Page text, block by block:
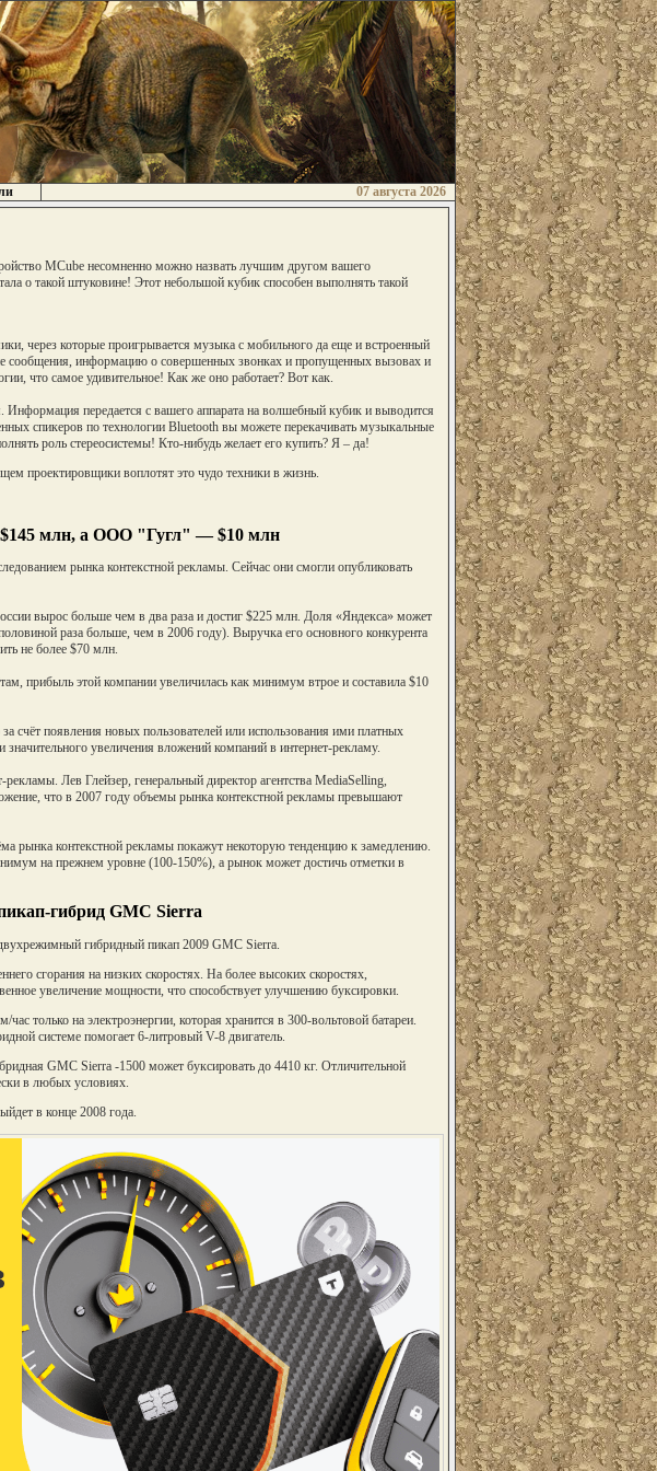
07 августа 2026
MCube несомненно можно назвать лучшим другом вашего
о такой штуковине! Этот небольшой кубик способен выполнять такой
через которые проигрывается музыка с мобильного да еще и встроенный
сообщения, информацию о совершенных звонках и пропущенных вызовах и
что самое удивительное! Как же оно работает? Вот как.
передается с вашего аппарата на волшебный кубик и выводится
спикеров по технологии Bluetooth вы можете перекачивать музыкальные
роль стереосистемы! Кто-нибудь желает его купить? Я – да!
проектировщики воплотят это чудо техники в жизнь.
$145 млн, а ООО "Гугл" — $10 млн
рынка контекстной рекламы. Сейчас они смогли опубликовать
вырос больше чем в два раза и достиг $225 млн. Доля «Яндекса» может
раза больше, чем в 2006 году). Выручка его основного конкурента
не более $70 млн.
прибыль этой компании увеличилась как минимум втрое и составила $10
счёт появления новых пользователей или использования ими платных
увеличения вложений компаний в интернет-рекламу.
Лев Глейзер, генеральный директор агентства MediaSelling,
что в 2007 году объемы рынка контекстной рекламы превышают
рынка контекстной рекламы покажут некоторую тенденцию к замедлению.
на прежнем уровне (100-150%), а рынок может достичь отметки в
гибрид GMC Sierra
гибридный пикап 2009 GMC Sierra.
сгорания на низких скоростях. На более высоких скоростях,
увеличение мощности, что способствует улучшению буксировки.
только на электроэнергии, которая хранится в 300-вольтовой батареи.
системе помогает 6-литровый V-8 двигатель.
GMC Sierra -1500 может буксировать до 4410 кг. Отличительной
в любых условиях.
в конце 2008 года.